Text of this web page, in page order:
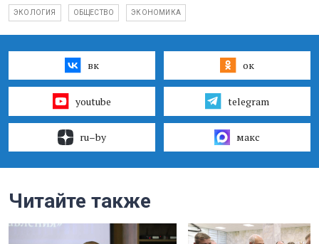
ЭКОЛОГИЯ ОБЩЕСТВО ЭКОНОМИКА
вк ок
youtube telegram
ru–by макс
Читайте также